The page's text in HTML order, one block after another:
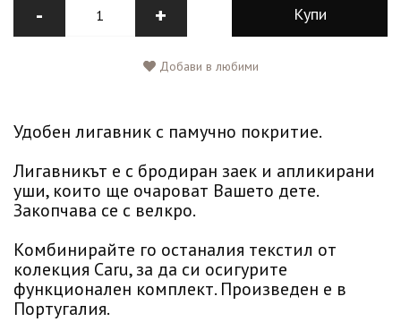
- + Купи
Добави в любими
Удобен лигавник с памучно покритие.
Лигавникът е с бродиран заек и апликирани
уши, които ще очароват Вашето дете.
Закопчава се с велкро.
Комбинирайте го останалия текстил от
колекция Caru, за да си осигурите
функционален комплект. Произведен е в
Португалия.